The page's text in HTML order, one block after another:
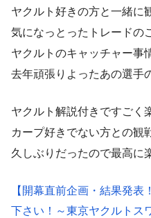
ヤクルト好きの方と一緒に
気になっとったトレードの
ヤクルトのキャッチャー事
去年頑張りよったあの選手
ヤクルト解説付きですごく
カープ好きでない方との観
久しぶりだったので最高に
【開幕直前企画・結果発表
下さい！～東京ヤクルトス